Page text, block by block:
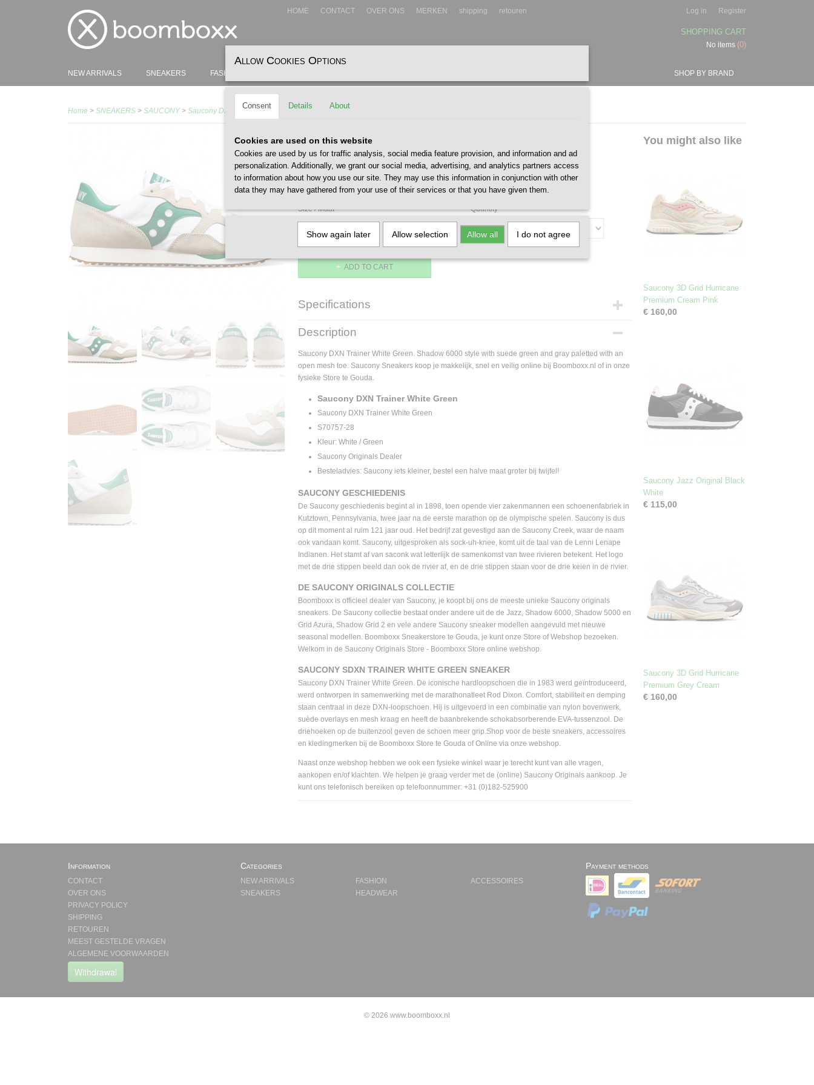
HOME CONTACT OVER ONS MERKEN shipping retouren Log in Register
SHOPPING CART
No items (0)
SHOP BY BRAND
NEW ARRIVALS SNEAKERS FASHION
Home > SNEAKERS > SAUCONY> Saucony DXN Trainer White Green
Saucony DXN Trainer White Green
€ 120,00
✓ In stock - Delivery 1 - 2 werkdagen
Size / Maat Quantity
ADD TO CART
Specifications
Supplier product code
Description
Saucony DXN Trainer White Green. Shadow 6000 style with suede green and gray paletted with an
open mesh toe. Saucony Sneakers koop je makkelijk, snel en veilig online bij Boomboxx.nl of in onze
fysieke Store te Gouda.
Saucony DXN Trainer White Green
Saucony DXN Trainer White Green
S70757-28
Kleur: White / Green
Saucony Originals Dealer
Besteladvies: Saucony iets kleiner, bestel een halve maat groter bij twijfel!
SAUCONY GESCHIEDENIS
De Saucony geschiedenis begint al in 1898, toen opende vier zakenmannen een schoenenfabriek in
Kutztown, Pennsylvania, twee jaar na de eerste marathon op de olympische spelen. Saucony is dus
op dit moment al ruim 121 jaar oud. Het bedrijf zat gevestigd aan de Saucony Creek, waar de naam
ook vandaan komt. Saucony, uitgesproken als sock-uh-knee, komt uit de taal van de Lenni Lenape
Indianen. Het stamt af van saconk wat letterlijk de samenkomst van twee rivieren betekent. Het logo
met de drie stippen beeld dan ook de rivier af, en de drie stippen staan voor de drie keien in de rivier.
DE SAUCONY ORIGINALS COLLECTIE
Boomboxx is officieel dealer van Saucony, je koopt bij ons de meeste unieke Saucony originals
sneakers. De Saucony collectie bestaat onder andere uit de de Jazz, Shadow 6000, Shadow 5000 en
Grid Azura, Shadow Grid 2 en vele andere Saucony sneaker modellen aangevuld met nieuwe
seasonal modellen. Boomboxx Sneakerstore te Gouda, je kunt onze Store of Webshop bezoeken.
Welkom in de Saucony Originals Store - Boomboxx Store online webshop.
SAUCONY SDXN TRAINER WHITE GREEN SNEAKER
Saucony DXN Trainer White Green. De iconische hardloopschoen die in 1983 werd geïntroduceerd,
werd ontworpen in samenwerking met de marathonatleet Rod Dixon. Comfort, stabiliteit en demping
staan centraal in deze DXN-loopschoen. Hij is uitgevoerd in een combinatie van nylon bovenwerk,
suède overlays en mesh kraag en heeft de baanbrekende schokabsorberende EVA-tussenzool. De
driehoeken op de buitenzool geven de schoen meer grip.Shop voor de beste sneakers, accessoires
en kledingmerken bij de Boomboxx Store te Gouda of Online via onze webshop.
Naast onze webshop hebben we ook een fysieke winkel waar je terecht kunt van alle vragen,
aankopen en/of klachten. We helpen je graag verder met de (online) Saucony Originals aankoop. Je
kunt ons telefonisch bereiken op telefoonnummer: +31 (0)182-525900
You might also like
Saucony 3D Grid Hurricane
Premium Cream Pink
€ 160,00
Saucony Jazz Original Black
White
€ 115,00
Saucony 3D Grid Hurricane
Premium Grey Cream
€ 160,00
Information
CONTACT
OVER ONS
PRIVACY POLICY
SHIPPING
RETOUREN
MEEST GESTELDE VRAGEN
ALGEMENE VOORWAARDEN
Withdrawal
Categories
NEW ARRIVALS
SNEAKERS
FASHION
HEADWEAR
ACCESSOIRES
Payment methods
© 2026 www.boomboxx.nl
Allow Cookies Options
Consent Details About
Cookies are used on this website
Cookies are used by us for traffic analysis, social media feature provision, and information and ad
personalization. Additionally, we grant our social media, advertising, and analytics partners access
to information about how you use our site. They may use this information in conjunction with other
data they may have gathered from your use of their services or that you have given them.
Show again later Allow selection Allow all I do not agree